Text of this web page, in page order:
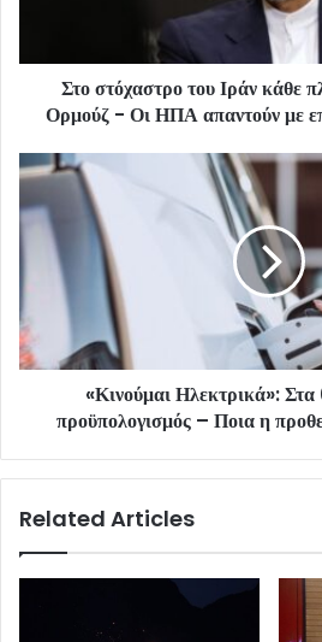
Στο στόχαστρο του Ιράν κάθε
Ορμούζ - Οι ΗΠΑ απαντούν με
«Κινούμαι Ηλεκτρικά»:
προϋπολογισμός – Ποια η
Related Articles